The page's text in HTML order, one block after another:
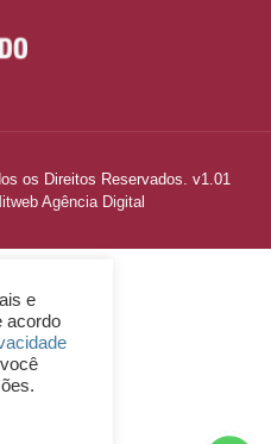
os Direitos Reservados. v1.01
Agência Digital
e
acordo